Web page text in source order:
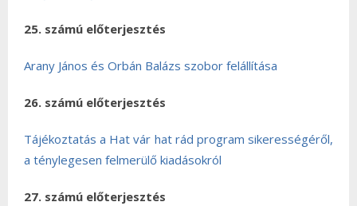
25. számú előterjesztés
Arany János és Orbán Balázs szobor felállítása
26. számú előterjesztés
Tájékoztatás a Hat vár hat rád program sikerességéről,
a ténylegesen felmerülő kiadásokról
27. számú előterjesztés